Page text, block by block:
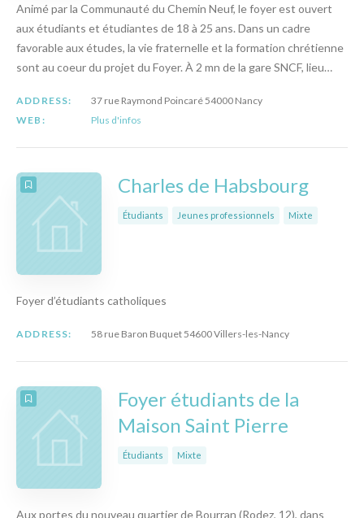
Animé par la Communauté du Chemin Neuf, le foyer est ouvert
aux étudiants et étudiantes de 18 à 25 ans. Dans un cadre
favorable aux études, la vie fraternelle et la formation chrétienne
sont au coeur du projet du Foyer. À 2 mn de la gare SNCF, lieu…
ADDRESS:
37 rue Raymond Poincaré 54000 Nancy
WEB:
Plus d'infos
Charles de Habsbourg
Étudiants Jeunes professionnels Mixte
Foyer d’étudiants catholiques
ADDRESS: 58 rue Baron Buquet 54600 Villers-les-Nancy
Foyer étudiants de la
Maison Saint Pierre
Étudiants Mixte
Aux portes du nouveau quartier de Bourran (Rodez, 12), dans